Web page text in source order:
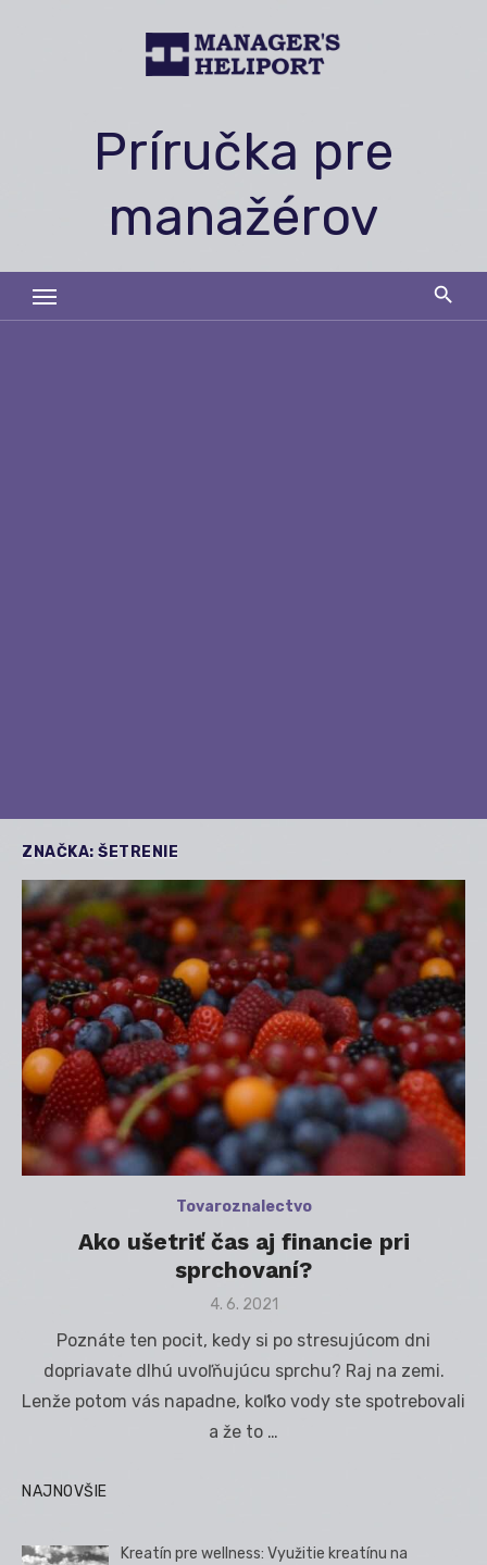
Príručka pre
manažérov
ZNAČKA: ŠETRENIE
Tovaroznalectvo
Ako ušetriť čas aj financie pri
sprchovaní?
Posted
4. 6. 2021
Poznáte ten pocit, kedy si po stresujúcom dni
dopriavate dlhú uvoľňujúcu sprchu? Raj na zemi.
Lenže potom vás napadne, koľko vody ste spotrebovali
a že to …
NAJNOVŠIE
Kreatín pre wellness: Využitie kreatínu na